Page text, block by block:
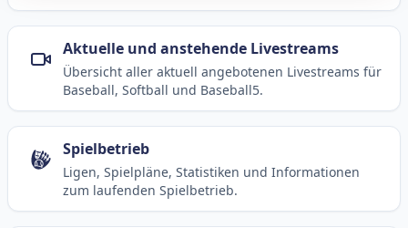
Aktuelle und anstehende Livestreams
Übersicht aller aktuell angebotenen Livestreams für
Baseball, Softball und Baseball5.
Spielbetrieb
Ligen, Spielpläne, Statistiken und Informationen
zum laufenden Spielbetrieb.